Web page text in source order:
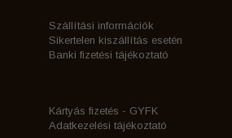
Szállítási információk
Sikertelen kiszállítás esetén
Banki fizetési tájékoztató
Kártyás fizetés - GYFK
Adatkezelési tájékoztató